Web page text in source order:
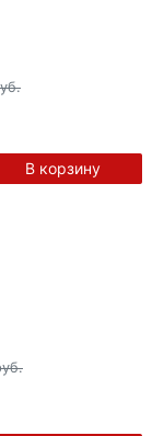
В корзину